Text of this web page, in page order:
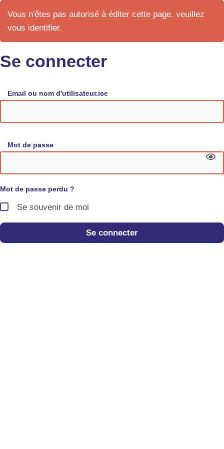
Vous n'êtes pas autorisé à éditer cette page. veuillez
vous identifier.
Se connecter
Email ou nom d'utilisateur.ice
Mot de passe
Mot de passe perdu ?
Se souvenir de moi
Se connecter